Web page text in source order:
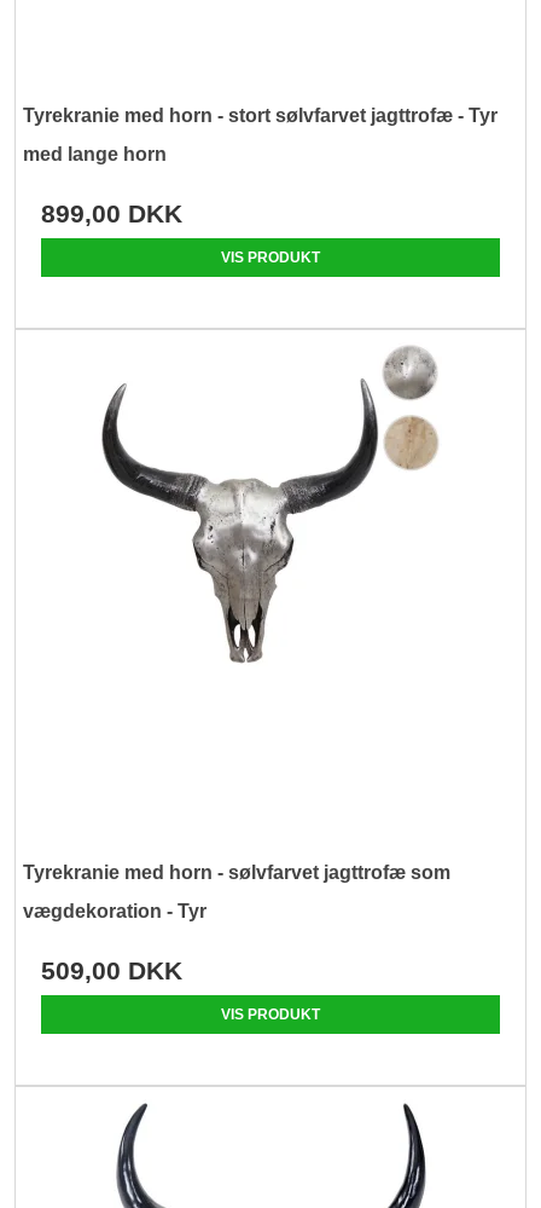
Tyrekranie med horn - stort sølvfarvet jagttrofæ - Tyr
med lange horn
899,00 DKK
VIS PRODUKT
Tyrekranie med horn - sølvfarvet jagttrofæ som
vægdekoration - Tyr
509,00 DKK
VIS PRODUKT